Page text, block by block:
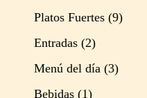
Platos Fuertes (9)
Entradas (2)
Menú del día (3)
Bebidas (1)